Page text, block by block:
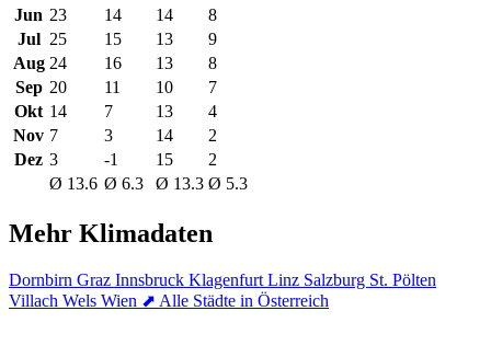
Jun 23 14 14
8
Jul 25 15 13
9
Aug 24 16 13
8
Sep 20 11 10
7
Okt 14 7 13
4
Nov 7 3 14
2
Dez 3 -1 15
2
Ø 13.6 Ø 6.3 Ø 13.3 Ø 5.3
Mehr Klimadaten
Dornbirn Graz Innsbruck Klagenfurt Linz Salzburg St. Pölten
Villach Wels Wien ⬈ Alle Städte in Österreich